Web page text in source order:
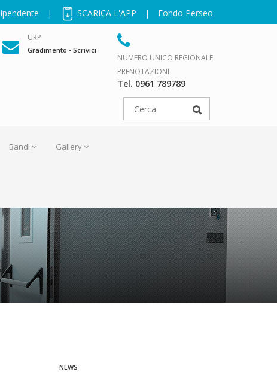
| SCARICA L'APP | Fondo Perseo
URP
Gradimento - Scrivici
NUMERO UNICO REGIONALE
PRENOTAZIONI
Tel. 0961 789789
Bandi Gallery
NEWS